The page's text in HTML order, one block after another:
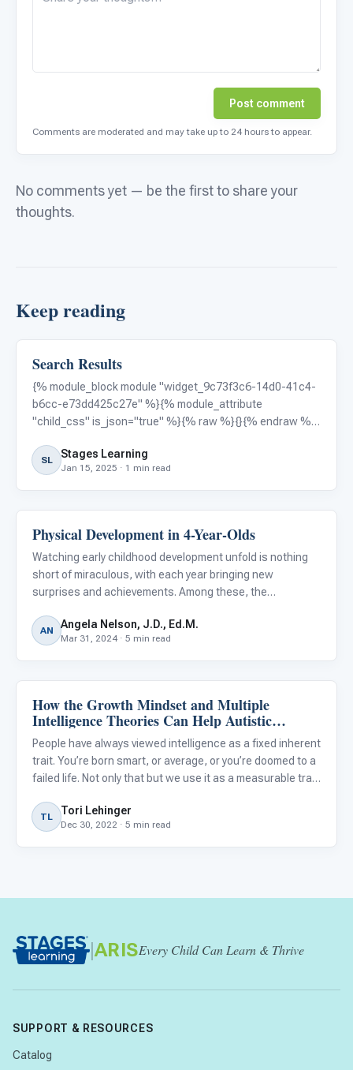
Post comment
Comments are moderated and may take up to 24 hours to appear.
No comments yet — be the first to share your
thoughts.
Keep reading
Autism Resources
Search Results
{% module_block module "widget_9c73f3c6-14d0-41c4-
b6cc-e73dd425c27e" %}{% module_attribute
"child_css" is_json="true" %}{% raw %}{}{% endraw %}
is_json="true" %}{% raw %}{}{% endraw %}{%
end_module_attribute %}{% module_attribute
SL Stages Learning
Jan 15, 2025 · 1 min read
Autism Resources
Physical Development in 4-Year-Olds
Watching early childhood development unfold is nothing
short of miraculous, with each year bringing new
surprises and achievements. Among these, the
particularly fascinating. This period is a pivotal chapter in
a child's physical
AN Angela Nelson, J.D., Ed.M.
Mar 31, 2024 · 5 min read
Autism Resources
How the Growth Mindset and Multiple
Intelligence Theories Can Help Autistic
Students Grow
People have always viewed intelligence as a fixed inherent
trait. You’re born smart, or average, or you’re doomed to a
failed life. Not only that but we use it as a measurable trait
conjunction with academic ability. But
TL Tori Lehinger
Dec 30, 2022 · 5 min read
| ARISEvery Child Can Learn & Thrive
SUPPORT & RESOURCES
Catalog